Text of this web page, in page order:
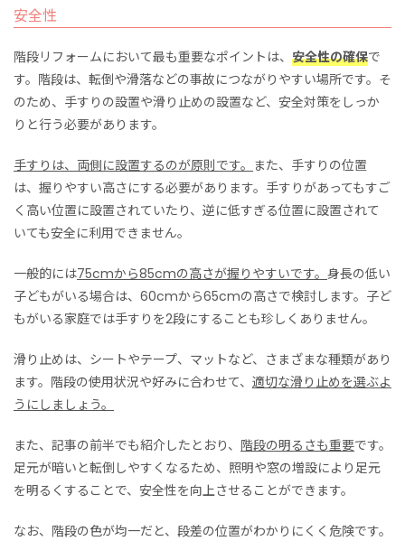
安全性
階段リフォームにおいて最も重要なポイントは、 安全性の確保で
す。階段は、転倒や滑落などの事故につながりやすい場所です。そ
のため、手すりの設置や滑り止めの設置など、安全対策をしっか
りと行う必要があります。
手すりは、両側に設置するのが原則です。 また、手すりの位置
は、握りやすい高さにする必要があります。手すりがあってもすご
く高い位置に設置されていたり、逆に低すぎる位置に設置されて
いても安全に利用できません。
一般的には75cmから85cmの高さが握りやすいです。 身長の低い
子どもがいる場合は、 60cmから65cmの高さで検討します。 子ど
もがいる家庭では手すりを2段にすることも珍しくありません。
滑り止めは、シートやテープ、マットなど、さまざまな種類があり
ます。階段の使用状況や好みに合わせて、 適切な滑り止めを選ぶよ
うにしましょう。
また、 記事の前半でも紹介したとおり、 階段の明るさも重要です。
足元が暗いと転倒しやすくなるため、照明や窓の増設により 足元
を明るくすることで、安全性を向上させることができます。
なお、 階段の色が均一だと、段差の位置がわかりにくく危険です。